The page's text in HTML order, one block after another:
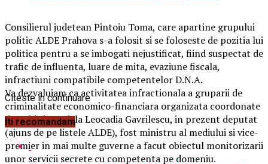
Consilierul judetean Pintoiu Toma, care apartine grupului
politic ALDE Prahova s-a folosit si se foloseste de pozitia lui
politica pentru a se imbogati nejustificat, fiind suspectat de
trafic de influenta, luare de mita, evaziune fiscala,
infractiuni compatibile competentelor D.N.A.
Va dezvaluiam ca activitatea infractionala a gruparii de
criminalitate economico-financiara organizata coordonate
de Yubi si Gratiela Leocadia Gavrilescu, in prezent deputat
(ajuns de pe listele ALDE), fost ministru al mediului si vice-
premier in mai multe guverne a facut obiectul monitorizarii
unor servicii secrete cu competenta pe domeniu.
Citeste in continuare
Iti recomandam